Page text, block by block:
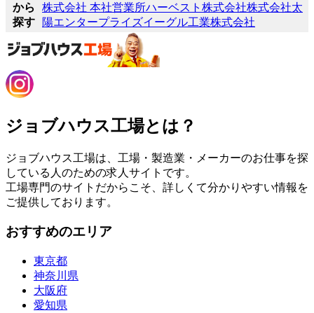
から
探す
株式会社 本社営業所ハーベスト株式会社株式会社太
陽エンタープライズイーグル工業株式会社
ジョブハウス工場とは？
ジョブハウス工場は、工場・製造業・メーカーのお仕事を探
している人のための求人サイトです。
工場専門のサイトだからこそ、詳しくて分かりやすい情報を
ご提供しております。
おすすめのエリア
東京都
神奈川県
大阪府
愛知県